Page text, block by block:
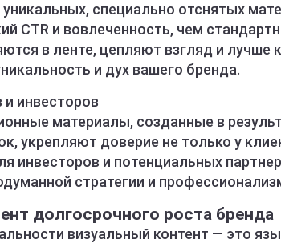
специально отснятых
CTR и вовлеченность, чем
в ленте, цепляют взгляд и лучше
и дух вашего бренда.
и инвесторов
материалы, созданные в
укрепляют доверие не только у
инвесторов и потенциальных
стратегии и
долгосрочного роста бренда
визуальный контент — это